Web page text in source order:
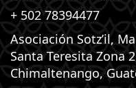
+ 502 78394477
Asociación Sotz’il,
Santa Teresita Zona
Chimaltenango,